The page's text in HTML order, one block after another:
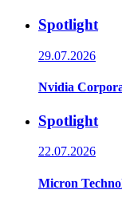
Spotlight
29.07.2026
Nvidia
Spotlight
22.07.2026
Micron